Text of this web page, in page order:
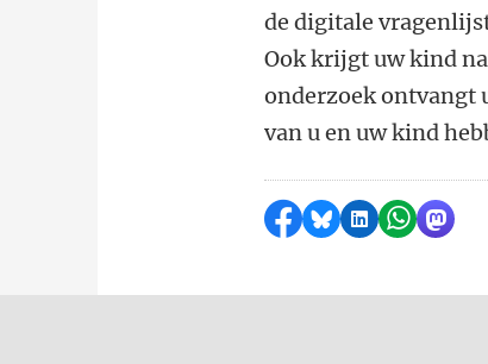
de digitale
Ook krijgt uw kind
onderzoek ontvangt
van u en uw kind
Delen op Facebook
Delen via Bluesky
Delen opDelen via